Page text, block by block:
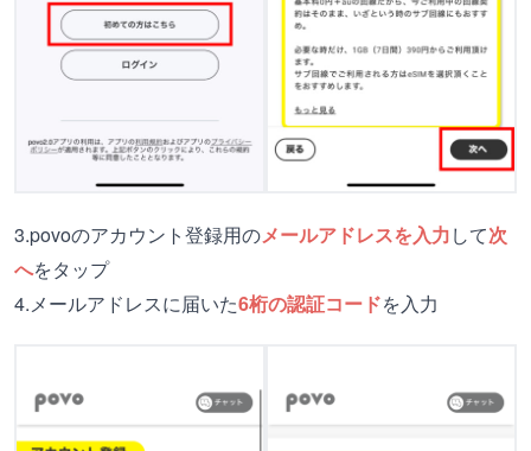
3.povoのアカウント登録用のメールアドレスを入力して次
へをタップ
4.メールアドレスに届いた6桁の認証コードを入力